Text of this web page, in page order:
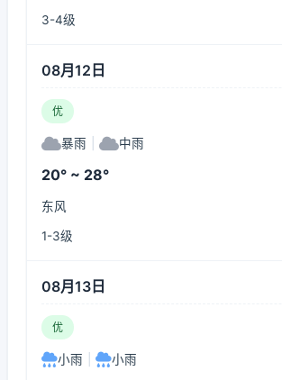
3-4级
08月12日
优
暴雨 中雨
20° ~ 28°
东风
1-3级
08月13日
优
小雨 小雨